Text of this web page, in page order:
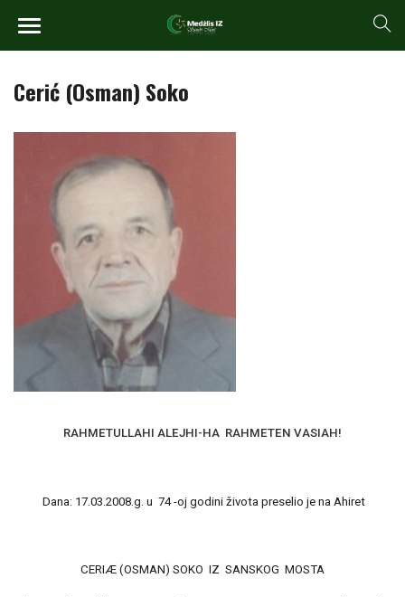
Cerić (Osman) Soko
RAHMETULLAHI ALEJHI-HA RAHMETEN VASIAH!
Dana: 17.03.2008.g. u 74 -oj godini života preselio je na Ahiret
CERIÆ (OSMAN) SOKO IZ SANSKOG MOSTA